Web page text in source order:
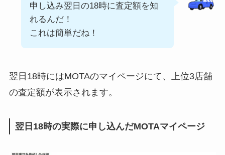
申し込み翌日の18時に査定額を知
れるんだ！
これは簡単だね！
翌日18時にはMOTAのマイページにて、上位3店舗
の査定額が表示されます。
翌日18時の実際に申し込んだMOTAマイページ